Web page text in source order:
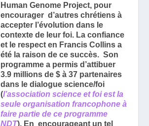
Human Genome Project, pour
encourager d’autres chrétiens à
accepter l’évolution dans le
contexte de leur foi. La confiance
et le respect en Francis Collins a
été la raison de ce succès. Son
programme a permis d’attibuer
3.9 millions de $ à 37 partenaires
dans le dialogue science/foi
(l’association science et foi est la
seule organisation francophone à
faire partie de ce programme
NDT). En encourageant un tel